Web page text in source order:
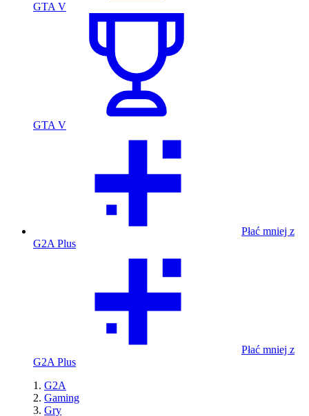
GTA V
GTA V
Płać mniej z
G2A Plus
Płać mniej z
G2A Plus
G2A
Gaming
Gry